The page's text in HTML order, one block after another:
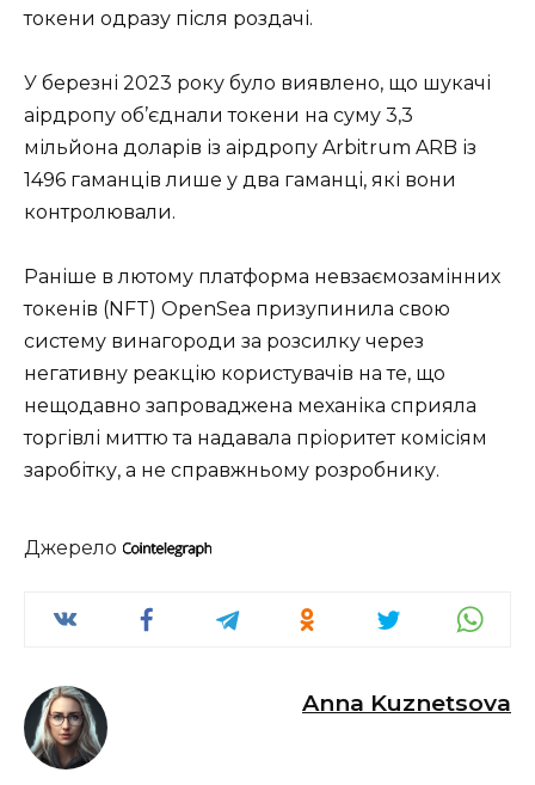
токени одразу після роздачі.
У березні 2023 року було виявлено, що шукачі
аірдропу об’єднали токени на суму 3,3
мільйона доларів із аірдропу Arbitrum ARB із
1496 гаманців лише у два гаманці, які вони
контролювали.
Раніше в лютому платформа невзаємозамінних
токенів (NFT) OpenSea призупинила свою
систему винагороди за розсилку через
негативну реакцію користувачів на те, що
нещодавно запроваджена механіка сприяла
торгівлі миттю та надавала пріоритет комісіям
заробітку, а не справжньому розробнику.
Джерело
Anna Kuznetsova